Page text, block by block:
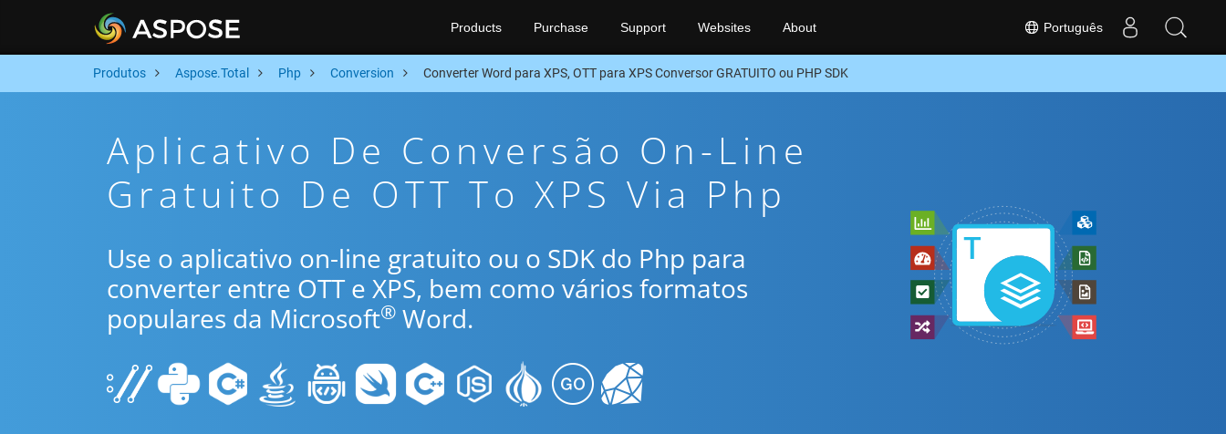
Português
Products Purchase Support Websites About
Produtos Aspose.Total Php Conversion Converter Word para XPS, OTT para XPS Conversor GRATUITO ou PHP SDK
Aplicativo De Conversão On-Line
Gratuito De OTT To XPS Via Php
Use o aplicativo on-line gratuito ou o SDK do Php para
converter entre OTT e XPS, bem como vários formatos
populares da Microsoft® Word.